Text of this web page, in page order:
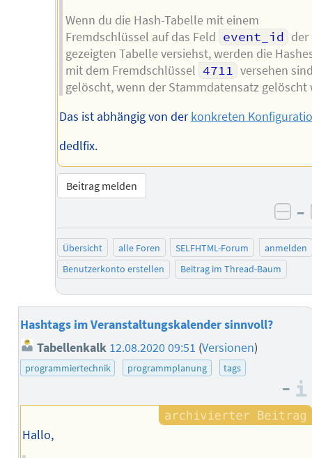
Wenn du die Hash-Tabelle mit einem
Fremdschlüssel auf das Feld event_id der
gezeigten Tabelle versiehst, werden die
mit dem Fremdschlüssel 4711 versehen
gelöscht, wenn der Stammdatensatz gelöscht
Das ist abhängig von derkonkreten
dedlfix.
Beitrag melden
–
Übersicht alle Foren SELFHTML-Forum
anmelden
Benutzerkonto erstellen
Beitrag im Thread-Baum
Hashtags im Veranstaltungskalender sinnvoll?
Tabellenkalk 12.08.2020 09:51 (Versionen)
programmiertechnik programmplanung tags
–
Hallo,